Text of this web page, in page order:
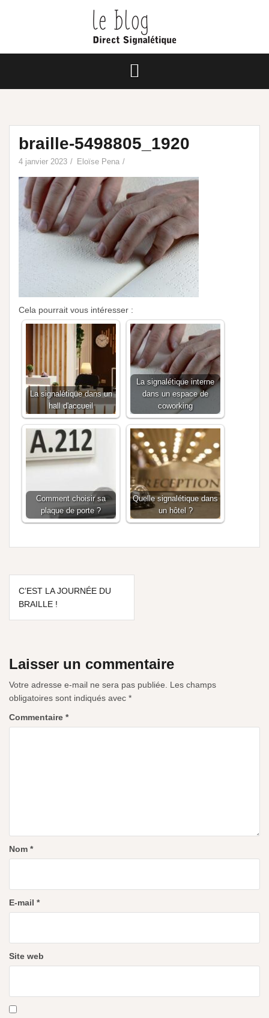
braille-5498805_1920
4 janvier 2023 Eloïse Pena
Cela pourrait vous intéresser :
La signalétique dans un
hall d'accueil
La signalétique interne
dans un espace de
coworking
Comment choisir sa
plaque de porte ?
Quelle signalétique dans
un hôtel ?
C’EST LA JOURNÉE DU
BRAILLE !
Laisser un commentaire
Votre adresse e-mail ne sera pas publiée.
Les champs
obligatoires sont indiqués avec *
Commentaire *
Nom *
E-mail *
Site web